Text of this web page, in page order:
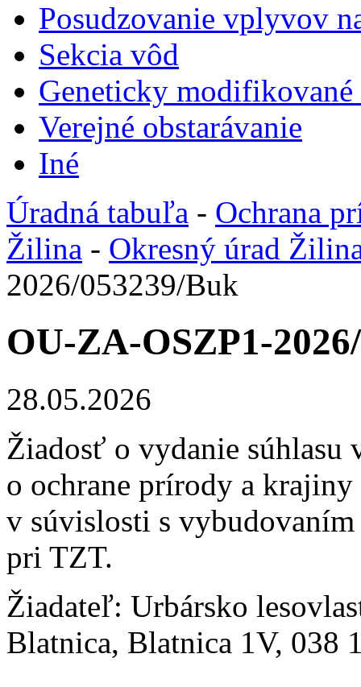
Posudzovanie vplyvov
Sekcia vôd
Geneticky
Verejné obstarávanie
Iné
Úradná tabuľa - Ochrana
Žilina - Okresný úrad
2026/053239/Buk
OU-ZA-OSZP1-
28.05.2026
Žiadosť o vydanie súhlasu
o ochrane prírody a
v súvislosti s
pri TZT.
Žiadateľ: Urbársko
Blatnica, Blatnica 1V, 038